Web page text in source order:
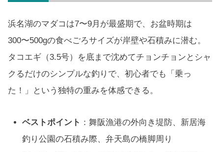
浜名湖のマダコは7〜9月が最盛期で、お盆時期は
300〜500gの食べごろサイズが岸壁や石積みに潜む。
タコエギ（3.5号）を底まで沈めてチョンチョンとシャ
クるだけのシンプルな釣りで、初心者でも「乗っ
た！」という独特の重みを体感できる。
ベストポイント ：舞阪漁港の外向き堤防、新居海
釣り公園の石積み際、弁天島の橋脚周り